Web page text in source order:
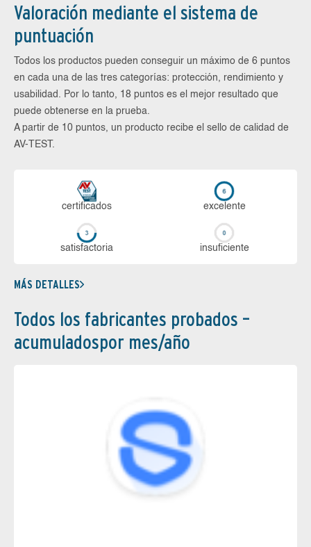
Valoración mediante el sistema de
puntuación
Todos los productos pueden conseguir un máximo de 6 puntos
en cada una de las tres categorías: protección, rendimiento y
usabilidad. Por lo tanto, 18 puntos es el mejor resultado que
puede obtenerse en la prueba.
A partir de 10 puntos, un producto recibe el sello de calidad de
AV-TEST.
certi­ficados ex­ce­len­te
sa­tis­fac­to­ria in­su­fi­cien­te
MÁS DETALLES
Todos los fabricantes probados –
acumuladospor mes/año